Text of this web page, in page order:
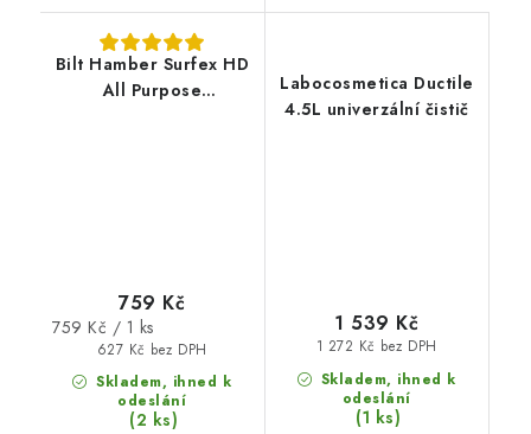
Bilt Hamber Surfex HD
All Purpose
Skladem, ihned k
odeslání
(2 ks)
627 Kč bez DPH
759 Kč
Měrná
759 Kč / 1 ks
Labocosmetica Ductile
4.5L univerzální čistič
Skladem, ihned k
odeslání
(1 ks)
1 272 Kč bez DPH
1 539 Kč